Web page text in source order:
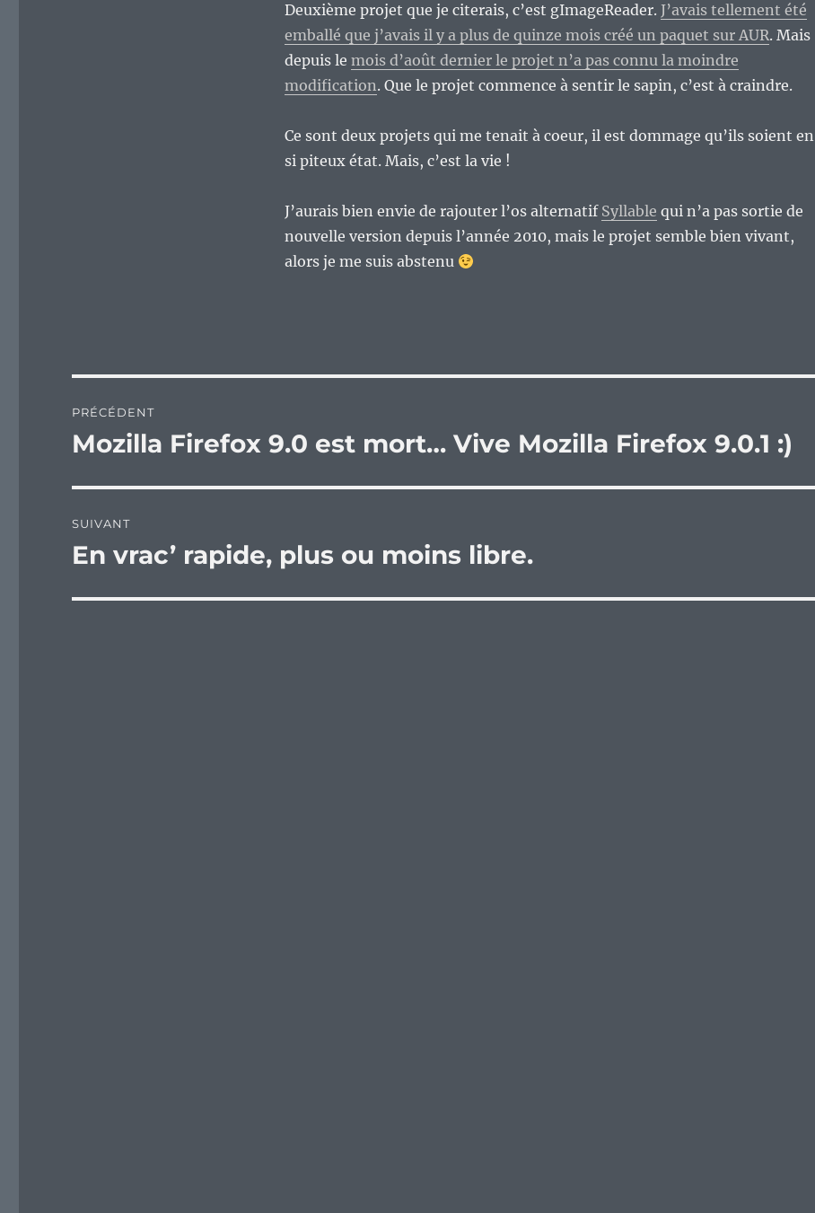
Deuxième projet que je citerais, c’est gImageReader. J’avais tellement été
emballé que j’avais il y a plus de quinze mois créé un paquet sur AUR. Mais
depuis le mois d’août dernier le projet n’a pas connu la moindre
modification. Que le projet commence à sentir le sapin, c’est à craindre.
Ce sont deux projets qui me tenait à coeur, il est dommage qu’ils soient en
si piteux état. Mais, c’est la vie !
J’aurais bien envie de rajouter l’os alternatif Syllable qui n’a pas sortie de
nouvelle version depuis l’année 2010, mais le projet semble bien vivant,
alors je me suis abstenu
de
PRÉCÉDENT
Publication
Mozilla Firefox 9.0 est mort… Vive Mozilla Firefox 9.0.1 :)
SUIVANT
Publication
En vrac’ rapide, plus ou moins libre.